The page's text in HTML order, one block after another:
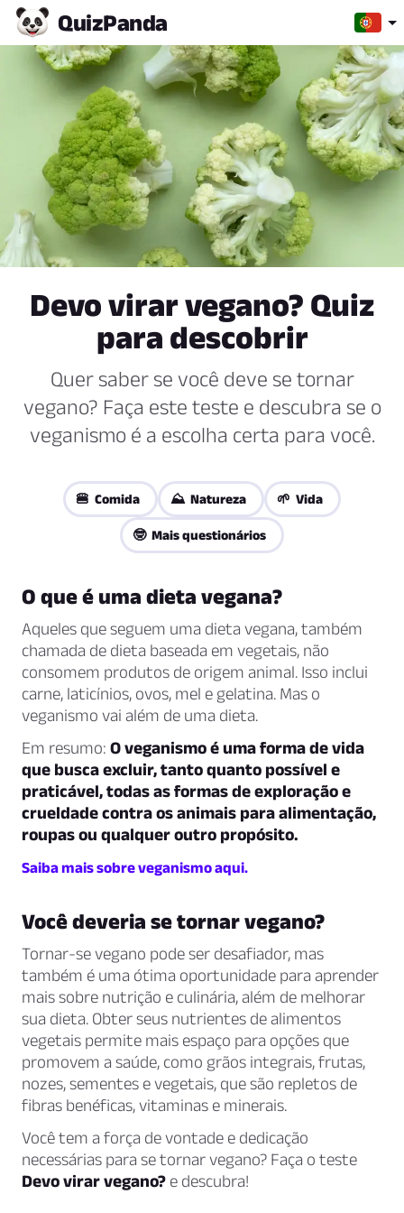
QuizPanda
Devo virar vegano? Quiz
para descobrir
Quer saber se você deve se tornar
vegano? Faça este teste e descubra se o
veganismo é a escolha certa para você.
🍔 Comida ⛰️ Natureza 🌱 Vida
🤓 Mais questionários
O que é uma dieta vegana?
Aqueles que seguem uma dieta vegana, também
chamada de dieta baseada em vegetais, não
consomem produtos de origem animal. Isso inclui
carne, laticínios, ovos, mel e gelatina. Mas o
veganismo vai além de uma dieta.
Em resumo: O veganismo é uma forma de vida
que busca excluir, tanto quanto possível e
praticável, todas as formas de exploração e
crueldade contra os animais para alimentação,
roupas ou qualquer outro propósito.
Saiba mais sobre veganismo aqui.
Você deveria se tornar vegano?
Tornar-se vegano pode ser desafiador, mas
também é uma ótima oportunidade para aprender
mais sobre nutrição e culinária, além de melhorar
sua dieta. Obter seus nutrientes de alimentos
vegetais permite mais espaço para opções que
promovem a saúde, como grãos integrais, frutas,
nozes, sementes e vegetais, que são repletos de
fibras benéficas, vitaminas e minerais.
Você tem a força de vontade e dedicação
necessárias para se tornar vegano? Faça o teste
Devo virar vegano? e descubra!